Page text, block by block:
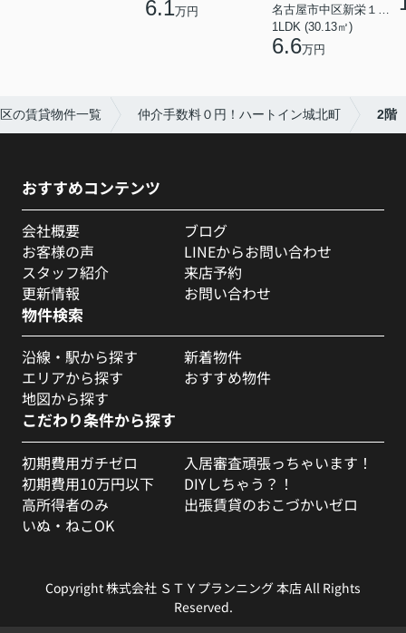
6.1万円
名古屋市中区新栄１丁目
1LDK (30.13㎡)
6.6万円
の賃貸物件一覧 仲介手数料０円！ハートイン城北町 2階
おすすめコンテンツ
会社概要
お客様の声
スタッフ紹介
更新情報
ブログ
LINEからお問い合わせ
来店予約
お問い合わせ
物件検索
沿線・駅から探す
エリアから探す
地図から探す
新着物件
おすすめ物件
こだわり条件から探す
初期費用ガチゼロ
初期費用10万円以下
高所得者のみ
いぬ・ねこOK
入居審査頑張っちゃいます！
DIYしちゃう？！
出張賃貸のおこづかいゼロ
Copyright 株式会社 ＳＴＹプランニング 本店 All Rights
Reserved.